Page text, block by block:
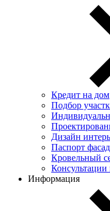
Кредит на дом
Подбор
Дизайн
Паспорт
Кровельный
Консультации
Информация